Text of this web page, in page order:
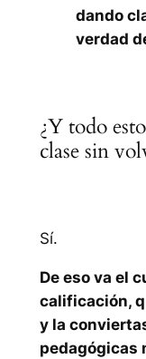
dando
verdad
¿Y todo
clase sin
Sí.
De eso va el
calificación,
y la
pedagógicas